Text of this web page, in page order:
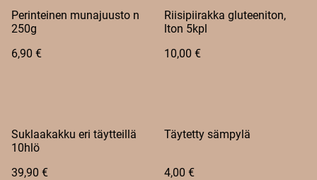
Perinteinen munajuusto n
250g
6,90 €
Riisipiirakka gluteeniton,
lton 5kpl
10,00 €
Suklaakakku eri täytteillä
10hlö
39,90 €
Täytetty sämpylä
4,00 €